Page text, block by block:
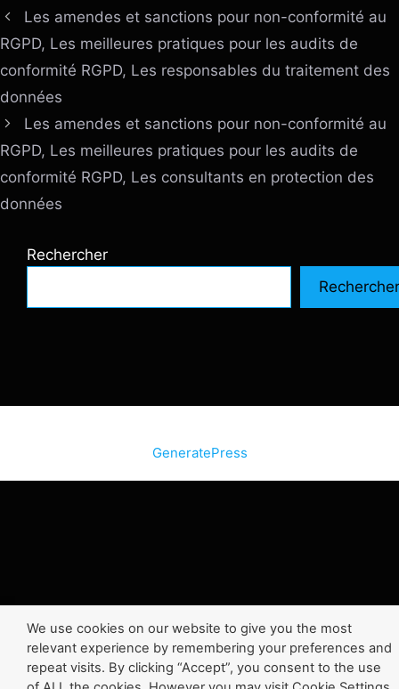
Les amendes et sanctions pour non-conformité au
RGPD, Les meilleures pratiques pour les audits de
conformité RGPD, Les responsables du traitement des
données
Les amendes et sanctions pour non-conformité au
RGPD, Les meilleures pratiques pour les audits de
conformité RGPD, Les consultants en protection des
données
Rechercher
Rechercher
GeneratePress
We use cookies on our website to give you the most
relevant experience by remembering your preferences and
repeat visits. By clicking “Accept”, you consent to the use